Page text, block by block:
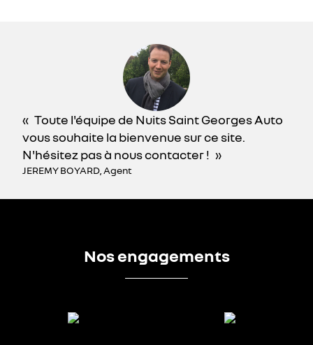
Toute l'équipe de Nuits Saint Georges Auto
vous souhaite la bienvenue sur ce site.
N'hésitez pas à nous contacter !
JEREMY BOYARD, Agent
Nos engagements